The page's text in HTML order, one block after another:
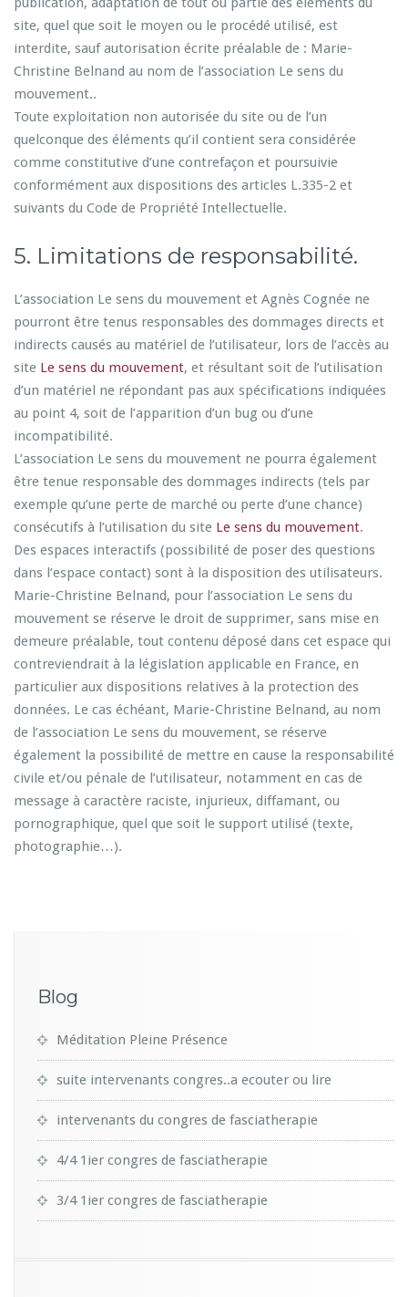
site, quel que soit le moyen ou le procédé utilisé, est
interdite, sauf autorisation écrite préalable de : Marie-
Christine Belnand au nom de l’association Le sens du
mouvement..
Toute exploitation non autorisée du site ou de l’un
quelconque des éléments qu’il contient sera considérée
comme constitutive d’une contrefaçon et poursuivie
conformément aux dispositions des articles L.335-2 et
suivants du Code de Propriété Intellectuelle.
5. Limitations de responsabilité.
L’association Le sens du mouvement et Agnès Cognée ne
pourront être tenus responsables des dommages directs et
indirects causés au matériel de l’utilisateur, lors de l’accès au
site Le sens du mouvement, et résultant soit de l’utilisation
d’un matériel ne répondant pas aux spécifications indiquées
au point 4, soit de l’apparition d’un bug ou d’une
incompatibilité.
L’association Le sens du mouvement ne pourra également
être tenue responsable des dommages indirects (tels par
exemple qu’une perte de marché ou perte d’une chance)
consécutifs à l’utilisation du site Le sens du mouvement.
Des espaces interactifs (possibilité de poser des questions
dans l’espace contact) sont à la disposition des utilisateurs.
Marie-Christine Belnand, pour l’association Le sens du
mouvement se réserve le droit de supprimer, sans mise en
demeure préalable, tout contenu déposé dans cet espace qui
contreviendrait à la législation applicable en France, en
particulier aux dispositions relatives à la protection des
données. Le cas échéant, Marie-Christine Belnand, au nom
de l’association Le sens du mouvement, se réserve
également la possibilité de mettre en cause la responsabilité
civile et/ou pénale de l’utilisateur, notamment en cas de
message à caractère raciste, injurieux, diffamant, ou
pornographique, quel que soit le support utilisé (texte,
photographie…).
Blog
Méditation Pleine Présence
suite intervenants congres..a ecouter ou lire
intervenants du congres de fasciatherapie
4/4 1ier congres de fasciatherapie
3/4 1ier congres de fasciatherapie